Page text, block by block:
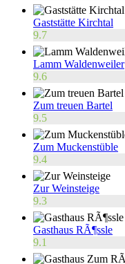
Gaststätte Kirchtal
9.7
Lamm Waldenweiler
9.6
Zum treuen Bartel
9.5
Zum Muckenstüble
9.4
Zur Weinsteige
9.3
Gasthaus RÃ¶ssle
9.1